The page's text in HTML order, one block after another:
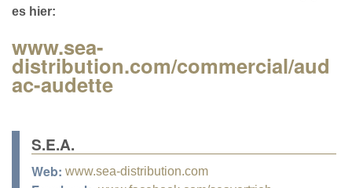
es hier:
www.sea-
distribution.com/commercial/aud
ac-audette
S.E.A.
Web: www.sea-distribution.com